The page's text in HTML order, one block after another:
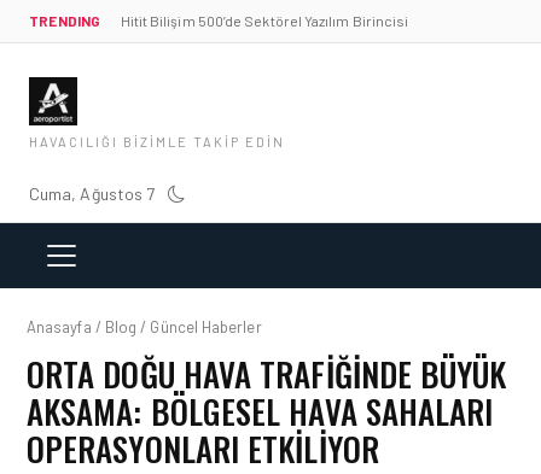
TRENDING Hitit Bilişim 500’de Sektörel Yazılım Birincisi
HAVACILIĞI BIZIMLE TAKIP EDIN
Cuma, Ağustos 7
Anasayfa / Blog / Güncel Haberler
ORTA DOĞU HAVA TRAFIĞINDE BÜYÜK
AKSAMA: BÖLGESEL HAVA SAHALARI
OPERASYONLARI ETKILIYOR